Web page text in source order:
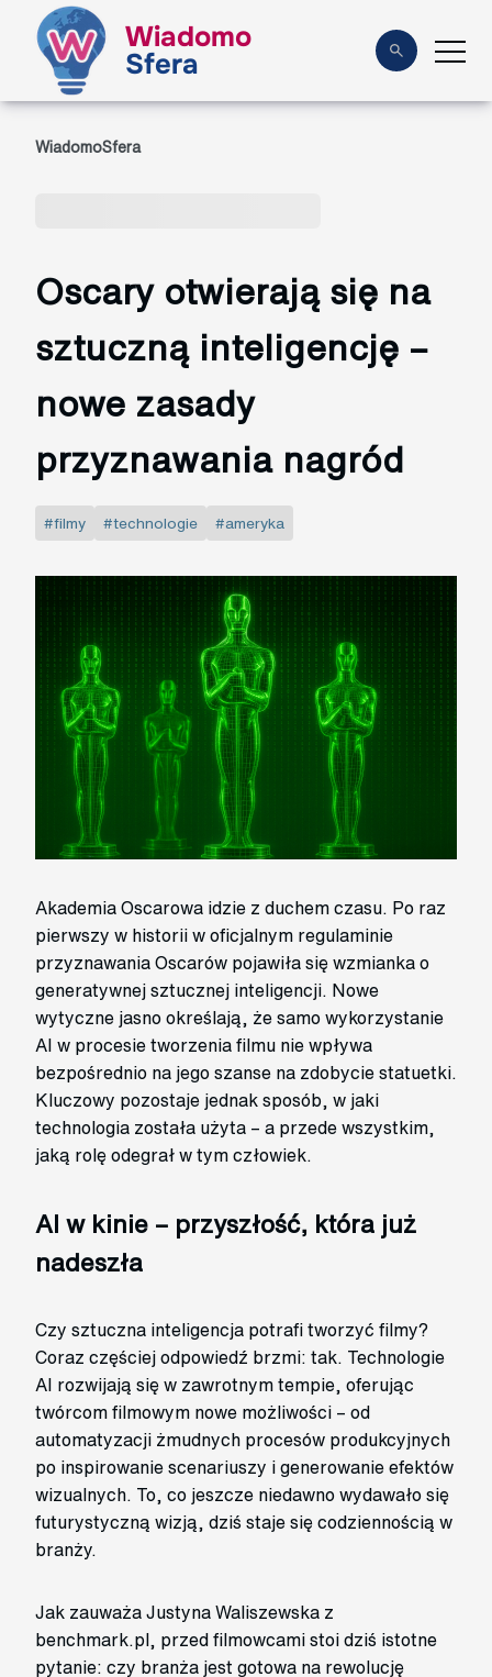
Wiadomo
Sfera
WiadomoSfera
Oscary otwierają się na
sztuczną inteligencję –
nowe zasady
przyznawania nagród
#filmy #technologie #ameryka
Akademia Oscarowa idzie z duchem czasu. Po raz
pierwszy w historii w oficjalnym regulaminie
przyznawania Oscarów pojawiła się wzmianka o
generatywnej sztucznej inteligencji. Nowe
wytyczne jasno określają, że samo wykorzystanie
AI w procesie tworzenia filmu nie wpływa
bezpośrednio na jego szanse na zdobycie statuetki.
Kluczowy pozostaje jednak sposób, w jaki
technologia została użyta – a przede wszystkim,
jaką rolę odegrał w tym człowiek.
AI w kinie – przyszłość, która już
nadeszła
Czy sztuczna inteligencja potrafi tworzyć filmy?
Coraz częściej odpowiedź brzmi: tak. Technologie
AI rozwijają się w zawrotnym tempie, oferując
twórcom filmowym nowe możliwości – od
automatyzacji żmudnych procesów produkcyjnych
po inspirowanie scenariuszy i generowanie efektów
wizualnych. To, co jeszcze niedawno wydawało się
futurystyczną wizją, dziś staje się codziennością w
branży.
Jak zauważa Justyna Waliszewska z
benchmark.pl, przed filmowcami stoi dziś istotne
pytanie: czy branża jest gotowa na rewolucję